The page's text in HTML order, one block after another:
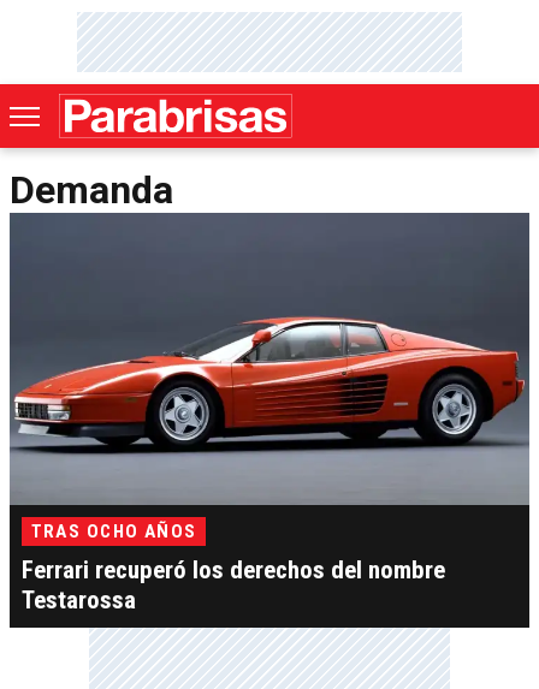
Demanda
TRAS OCHO AÑOS
Ferrari recuperó los derechos del nombre
Testarossa